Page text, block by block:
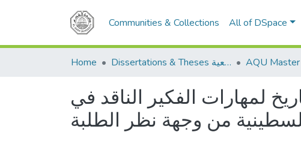
Communities & Collections All of DSpace
Home Dissertations & Theses الرسائل الجامعية
لمهارات الفكير الناقد في
من وجهة نظر الطلبة